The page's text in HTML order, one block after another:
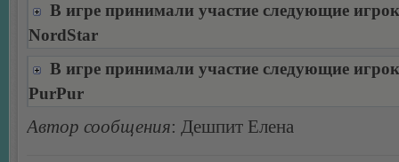
В игре принимали участие следующие
NordStar
В игре принимали участие следующие
PurPur
Автор сообщения: Дешпит Елена